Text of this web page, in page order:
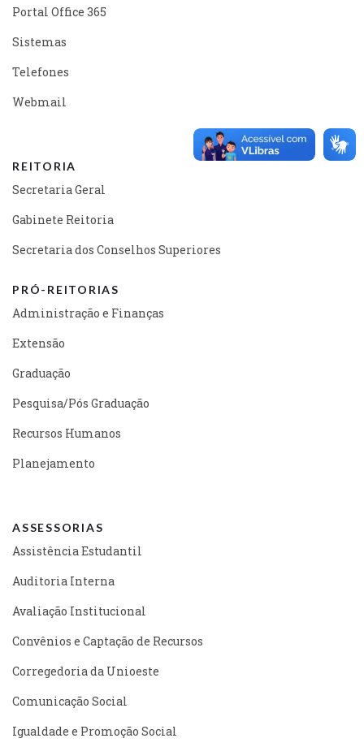
Portal Office 365
Sistemas
Telefones
Webmail
REITORIA
Secretaria Geral
Gabinete Reitoria
Secretaria dos Conselhos Superiores
PRÓ-REITORIAS
Administração e Finanças
Extensão
Graduação
Pesquisa/Pós Graduação
Recursos Humanos
Planejamento
ASSESSORIAS
Assistência Estudantil
Auditoria Interna
Avaliação Institucional
Convênios e Captação de Recursos
Corregedoria da Unioeste
Comunicação Social
Igualdade e Promoção Social